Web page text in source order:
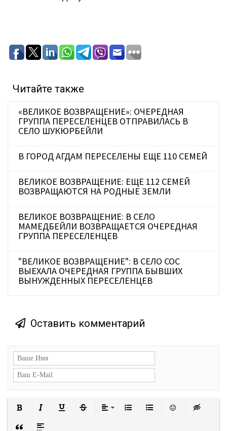
Читайте также
«ВЕЛИКОЕ ВОЗВРАЩЕНИЕ»: ОЧЕРЕДНАЯ
ГРУППА ПЕРЕСЕЛЕНЦЕВ ОТПРАВИЛАСЬ В
СЕЛО ШУКЮРБЕЙЛИ
В ГОРОД АГДАМ ПЕРЕСЕЛЕНЫ ЕЩЕ 110 СЕМЕЙ
ВЕЛИКОЕ ВОЗВРАЩЕНИЕ: ЕЩЕ 112 СЕМЕЙ
ВОЗВРАЩАЮТСЯ НА РОДНЫЕ ЗЕМЛИ
ВЕЛИКОЕ ВОЗВРАЩЕНИЕ: В СЕЛО
МАМЕДБЕЙЛИ ВОЗВРАЩАЕТСЯ ОЧЕРЕДНАЯ
ГРУППА ПЕРЕСЕЛЕНЦЕВ
"ВЕЛИКОЕ ВОЗВРАЩЕНИЕ": В СЕЛО СОС
ВЫЕХАЛА ОЧЕРЕДНАЯ ГРУППА БЫВШИХ
ВЫНУЖДЕННЫХ ПЕРЕСЕЛЕНЦЕВ
Оставить комментарий